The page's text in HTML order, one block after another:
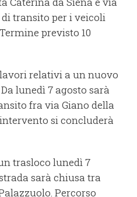
transito per i veicoli
previsto 10
relativi a un nuovo
lunedì 7 agosto sarà
fra via Giano della
si concluderà
trasloco lunedì 7
sarà chiusa tra
Percorso